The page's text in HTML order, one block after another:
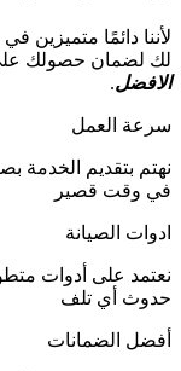
لأننا دائمًا
لك لضمان حصولك على نتيجة
الافضل.
سرعة العمل
نهتم بتقديم
في وقت قصير
ادوات الصيانة
نعتمد على أدوات
حدوث أي تلف
أفضل الضمانات